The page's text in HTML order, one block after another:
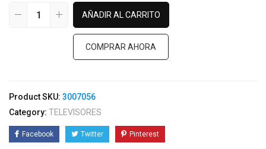
AÑADIR AL CARRITO
COMPRAR AHORA
Product SKU: 3007056
Category: TELEVISORES
Facebook Twitter Pinterest